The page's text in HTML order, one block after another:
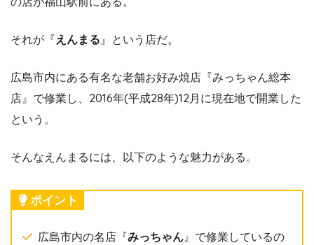
それが『えんまる 』という店だ。
広島市内にある有名な老舗お好み焼店『みっちゃん総本
店』で修業し、2016年(平成28年)12月に現在地で開業した
という。
そんなえんまるには、以下のような魅力がある。
ポイント
広島市内の名店『みっちゃん 』で修業しているの